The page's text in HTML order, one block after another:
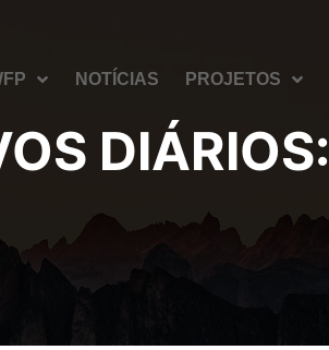
NOTÍCIAS PROJETOS
DIÁRIOS: